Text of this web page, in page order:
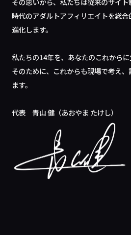
時代のアダルトアフィリエイトを総
進化します。
私たちの14年を、あなたのこれからに
そのために、これからも現場で考え
ます。
代表 青山 健（あおやま たけし）